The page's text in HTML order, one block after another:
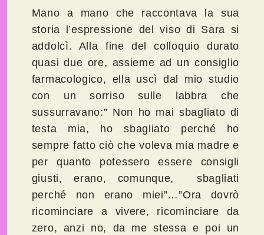
Mano a mano che raccontava la sua
storia l’espressione del viso di Sara si
addolcì. Alla fine del colloquio durato
quasi due ore, assieme ad un consiglio
farmacologico, ella uscì dal mio studio
con un sorriso sulle labbra che
sussurravano:” Non ho mai sbagliato di
testa mia, ho sbagliato perché ho
sempre fatto ciò che voleva mia madre e
per quanto potessero essere consigli
giusti, erano, comunque, sbagliati
perché non erano miei”…”Ora dovrò
ricominciare a vivere, ricominciare da
zero, anzi no, da me stessa e poi un